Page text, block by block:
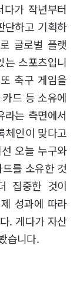
가 작년부터
단하고 기획하
글로벌 플랫
는 스포츠입니
축구 게임을
드 등 소유에
는 측면에서
체인이 맞다고
오늘 누구와
를 소유한 것
집중한 것이
성과에 따라
. 게다가 자산
습니다.